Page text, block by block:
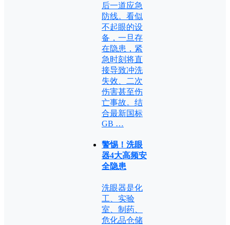
后一道应急
防线。看似
不起眼的设
备，一旦存
在隐患，紧
急时刻将直
接导致冲洗
失效、二次
伤害甚至伤
亡事故。结
合最新国标
GB …
警惕！洗眼
器4大高频安
全隐患
洗眼器是化
工、实验
室、制药、
危化品仓储